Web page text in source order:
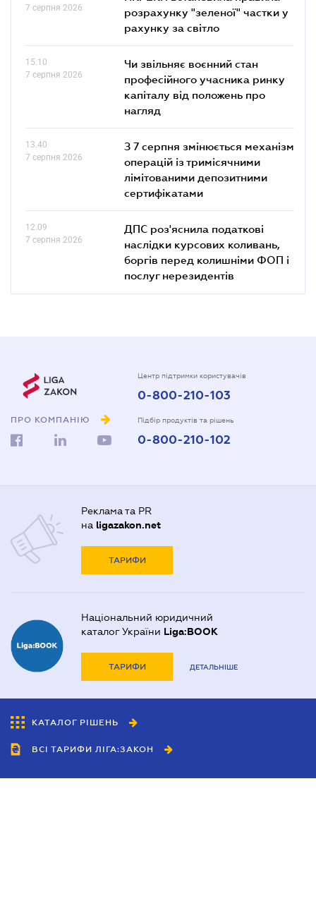
7 серпня 2026
розрахунку "зеленої" частки у
рахунку за світло
15.10
7 серпня 2026
Чи звільняє воєнний стан
професійного учасника ринку
капіталу від положень про
нагляд
13.40
7 серпня 2026
З 7 серпня змінюється механізм
операцій із тримісячними
лімітованими депозитними
сертифікатами
12.09
7 серпня 2026
ДПС роз'яснила податкові
наслідки курсових коливань,
боргів перед колишніми ФОП і
послуг нерезидентів
ПРО КОМПАНІЮ
Центр підтримки користувачів
0-800-210-103
Підбір продуктів та рішень
0-800-210-102
Реклама та PR
на ligazakon.net
ТАРИФИ
Національний юридичний
каталог України Liga:BOOK
ТАРИФИ ДЕТАЛЬНІШЕ
КАТАЛОГ РІШЕНЬ
ВСІ ТАРИФИ ЛІГА:ЗАКОН